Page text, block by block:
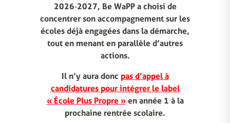
2026‑2027, Be WaPP a choisi de
concentrer son accompagnement sur les
écoles déjà engagées dans la démarche,
tout en menant en parallèle d’autres
actions.
Il n’y aura donc pas d’appel à
candidatures pour intégrer le label
« École Plus Propre »en année 1 à la
prochaine rentrée scolaire.